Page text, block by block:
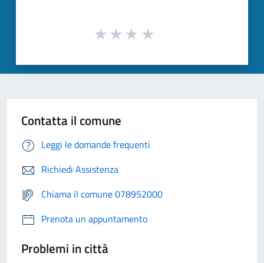
Contatta il comune
Leggi le domande frequenti
Richiedi Assistenza
Chiama il comune 078952000
Prenota un appuntamento
Problemi in città